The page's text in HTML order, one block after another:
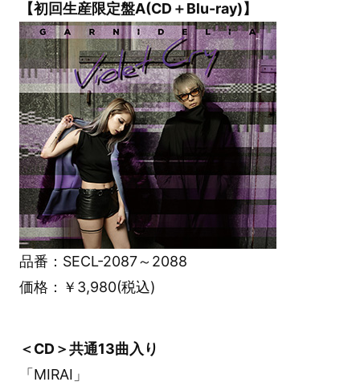
【初回生産限定盤A(CD＋Blu-ray)】
品番：SECL-2087～2088
価格：￥3,980(税込)
＜CD＞共通13曲入り
「MIRAI」